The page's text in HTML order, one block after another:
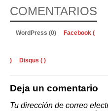
COMENTARIOS
WordPress (0) Facebook (
) Disqus ( )
Deja un comentario
Tu dirección de correo